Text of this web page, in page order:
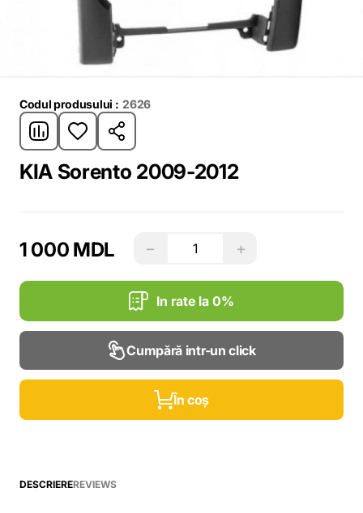
Codul produsului : 2626
KIA Sorento 2009-2012
1 000 MDL − +
In rate la 0%
Cumpără intr-un click
În coș
DESCRIEREREVIEWS